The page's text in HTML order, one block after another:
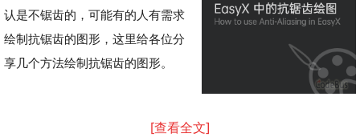
认是不锯齿的，可能有的人有需求
绘制抗锯齿的图形，这里给各位分
享几个方法绘制抗锯齿的图形。
[查看全文]